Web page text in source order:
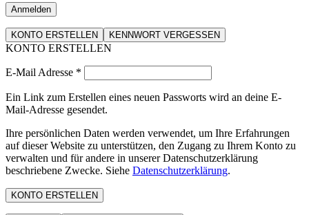
Anmelden
KONTO ERSTELLEN KENNWORT VERGESSEN
KONTO ERSTELLEN
E-Mail Adresse *
Ein Link zum Erstellen eines neuen Passworts wird an deine E-
Mail-Adresse gesendet.
Ihre persönlichen Daten werden verwendet, um Ihre Erfahrungen
auf dieser Website zu unterstützen, den Zugang zu Ihrem Konto zu
verwalten und für andere in unserer Datenschutzerklärung
beschriebene Zwecke. Siehe Datenschutzerklärung.
KONTO ERSTELLEN